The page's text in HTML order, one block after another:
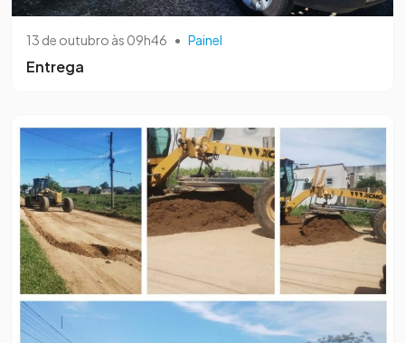
13 de outubro às 09h46 • Painel
Entrega